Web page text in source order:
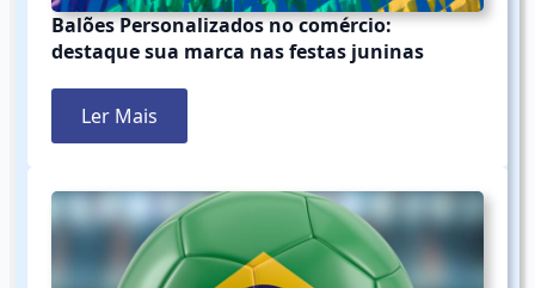
Balões Personalizados no comércio:
destaque sua marca nas festas juninas
Ler Mais